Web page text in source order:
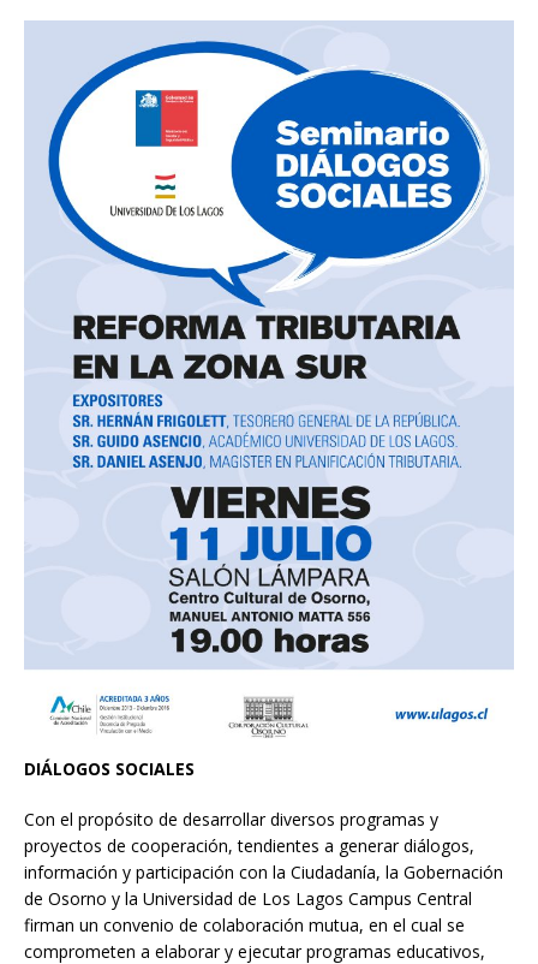
DIÁLOGOS SOCIALES
Con el propósito de desarrollar diversos programas y
proyectos de cooperación, tendientes a generar diálogos,
información y participación con la Ciudadanía, la Gobernación
de Osorno y la Universidad de Los Lagos Campus Central
firman un convenio de colaboración mutua, en el cual se
comprometen a elaborar y ejecutar programas educativos,